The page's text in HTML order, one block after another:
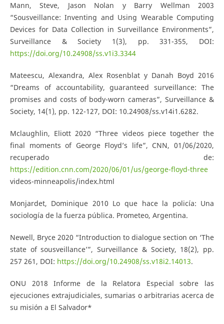
Mann, Steve, Jason Nolan y Barry Wellman 2003
“Sousveillance: Inventing and Using Wearable Computing
Devices for Data Collection in Surveillance Environments”,
Surveillance & Society 1(3), pp. 331-355, DOI:
https://doi.org/10.24908/ss.v1i3.3344
Mateescu, Alexandra, Alex Rosenblat y Danah Boyd 2016
“Dreams of accountability, guaranteed surveillance: The
promises and costs of body-worn cameras”, Surveillance &
Society, 14(1), pp. 122-127, DOI: 10.24908/ss.v14i1.6282.
Mclaughlin, Eliott 2020 “Three videos piece together the
final moments of George Floyd’s life”, CNN, 01/06/2020,
recuperado de:
https://edition.cnn.com/2020/06/01/us/george-floyd-three
videos-minneapolis/index.html
Monjardet, Dominique 2010 Lo que hace la policía: Una
sociología de la fuerza pública. Prometeo, Argentina.
Newell, Bryce 2020 “Introduction to dialogue section on ‘The
state of sousveillance’”, Surveillance & Society, 18(2), pp.
257 261, DOI: https://doi.org/10.24908/ss.v18i2.14013.
ONU 2018 Informe de la Relatora Especial sobre las
ejecuciones extrajudiciales, sumarias o arbitrarias acerca de
su misión a El Salvador*